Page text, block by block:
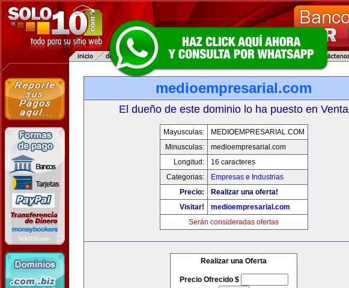
medioempresarial.com
El dueño de este dominio lo ha puesto en Venta
Mayusculas:
MEDIOEMPRESARIAL.COM
Minusculas:
medioempresarial.com
Longitud:
16 caracteres
Categorias:
Empresas e Industrias
Precio:
Realizar una oferta!
Visitar!
medioempresarial.com
Serán consideradas ofertas
Realizar una Oferta
Precio Ofrecido $